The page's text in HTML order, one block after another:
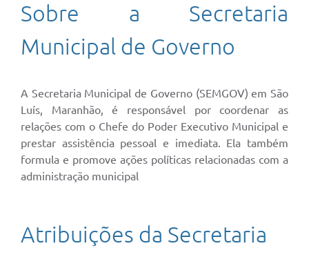
Sobre a Secretaria
Municipal de Governo
A Secretaria Municipal de Governo (SEMGOV) em São
Luís, Maranhão, é responsável por coordenar as
relações com o Chefe do Poder Executivo Municipal e
prestar assistência pessoal e imediata. Ela também
formula e promove ações políticas relacionadas com a
administração municipal
Atribuições da Secretaria